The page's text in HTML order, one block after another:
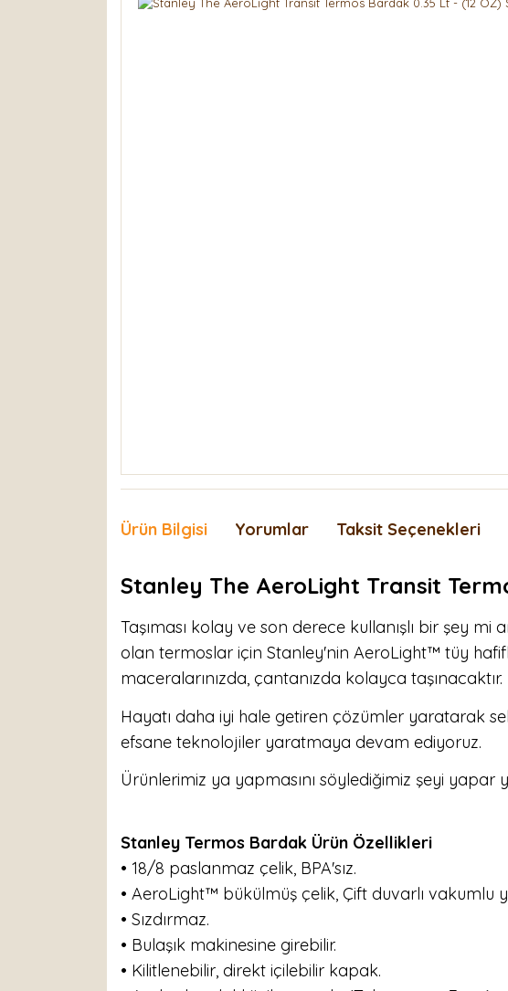
Ürün Bilgisi Yorumlar Taksit Seçenekleri
Stanley The AeroLight Transit
Taşıması kolay ve son derece kullanışlı bir şey
olan termoslar için Stanley'nin AeroLight™ tüy
maceralarınızda, çantanızda kolayca
Hayatı daha iyi hale getiren çözümler yaratarak
efsane teknolojiler yaratmaya devam ediyoruz.
Ürünlerimiz ya yapmasını söylediğimiz şeyi yapar
Stanley Termos Bardak Ürün Özellikleri
• 18/8 paslanmaz çelik, BPA'sız.
• AeroLight™ bükülmüş çelik, Çift duvarlı vakumlu
• Sızdırmaz.
• Bulaşık makinesine girebilir.
• Kilitlenebilir, direkt içilebilir kapak.